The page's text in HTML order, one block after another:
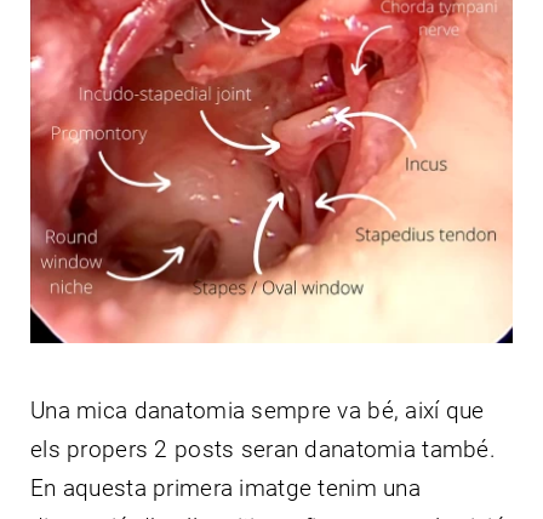
BLOG
CONTACTE
Una mica danatomia sempre va bé, així que
els propers 2 posts seran danatomia també.
En aquesta primera imatge tenim una